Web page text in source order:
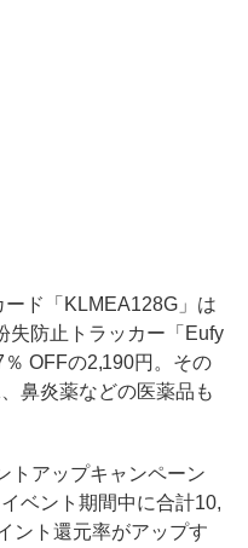
ド「KLMEA128G」は
失防止トラッカー「Eufy
OFFの2,190円。その
鼻炎薬などの医薬品も
トアップキャンペーン
ベント期間中に合計10,
ント還元率がアップす